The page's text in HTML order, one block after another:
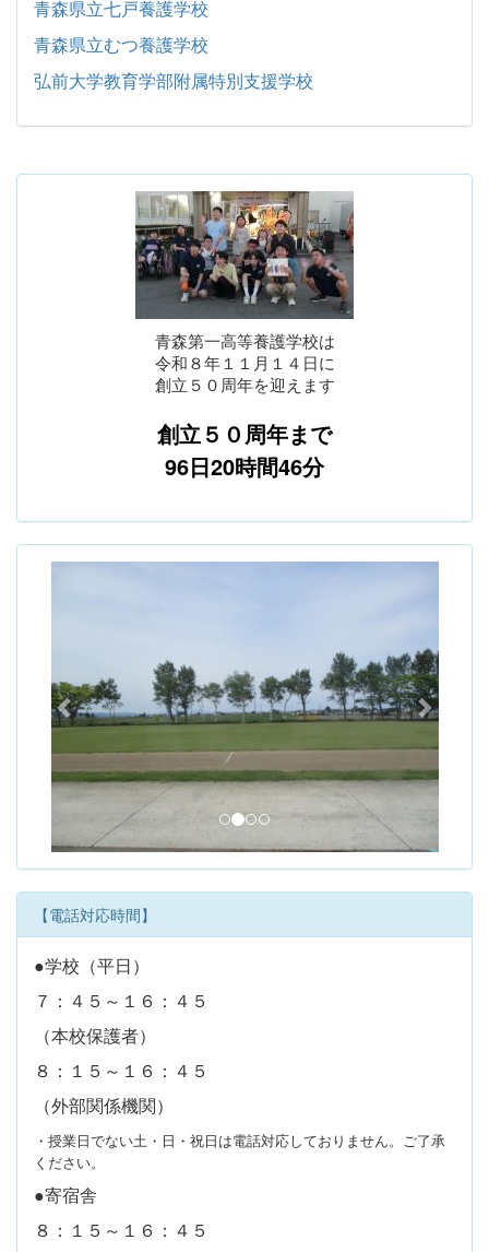
青森県立七戸養護学校
青森県立むつ養護学校
弘前大学教育学部附属特別支援学校
青森第一高等養護学校は
令和８年１１月１４日に
創立５０周年を迎えます
創立５０周年まで
96日20時間46分
i
o
u
s
t
【電話対応時間】
●学校（平日）
７：４５～１６：４５
（本校保護者）
８：１５～１６：４５
（外部関係機関）
・授業日でない土・日・祝日は電話対応しておりません。ご了承
ください。
●寄宿舎
８：１５～１６：４５